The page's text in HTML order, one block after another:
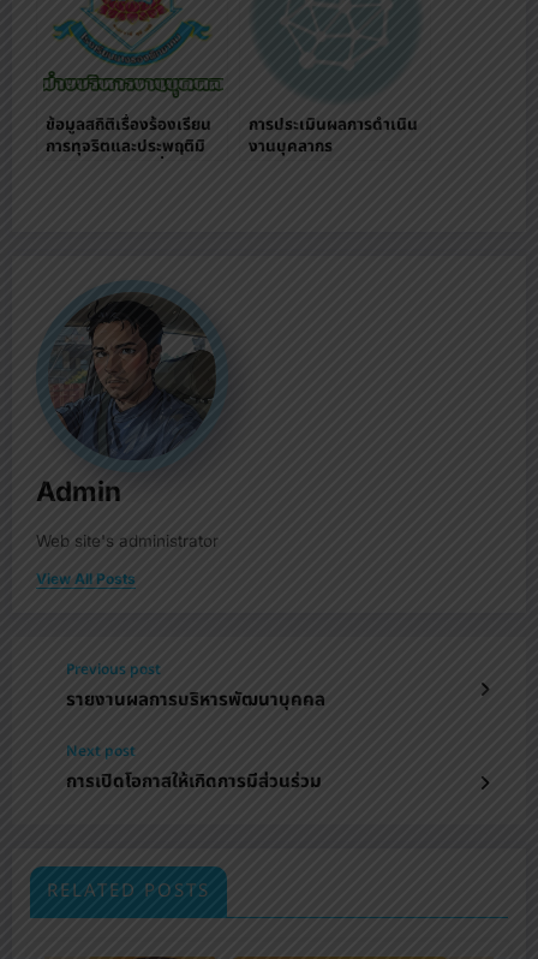
ข้อมูลสถิติเรื่องร้องเรียน
การทุจริตและประพฤติมิ
การประเมินผลการดำเนิน
งานบุคลากร
Admin
Web site's administrator
View All Posts
Previous post
รายงานผลการบริหารพัฒนาบุคคล
Next post
การเปิดโอกาสให้เกิดการมีส่วนร่วม
RELATED POSTS